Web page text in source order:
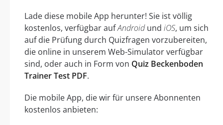
Lade diese mobile App herunter! Sie ist völlig
kostenlos, verfügbar aufAndroidund iOS, um sich
auf die Prüfung durch Quizfragen vorzubereiten,
die online in unserem Web-Simulator verfügbar
sind, oder auch in Form von Quiz Beckenboden
Trainer Test PDF.
Die mobile App, die wir für unsere Abonnenten
kostenlos anbieten: